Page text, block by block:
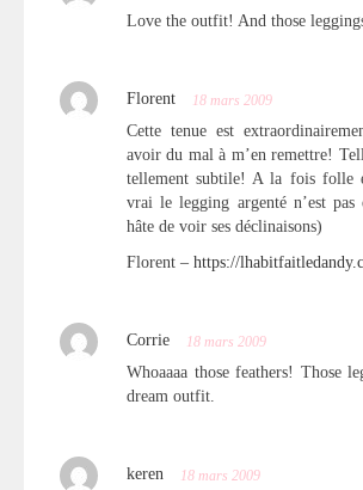
Love the outfit! And those
Florent 18 mars 2009
Cette tenue est
avoir du mal à m’en remettre!
tellement subtile! A la fois folle
vrai le legging argenté n’est
hâte de voir ses déclinaisons)
Florent – https://
Corrie 18 mars 2009
Whoaaaa those feathers! Those
dream outfit.
keren 18 mars 2009